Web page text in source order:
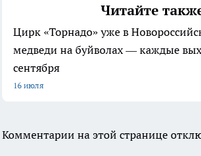
Читайте
Цирк «Торнадо» уже в
медведи на буйволах — каждые
сентября
16 июля
Комментарии на этой странице